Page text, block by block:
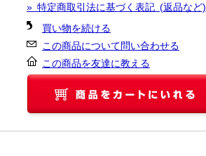
» 特定商取引法に基づく表記 (返品など)
買い物を続ける
この商品について問い合わせる
この商品を友達に教える